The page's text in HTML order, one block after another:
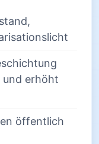
und erhöht
öffentlich